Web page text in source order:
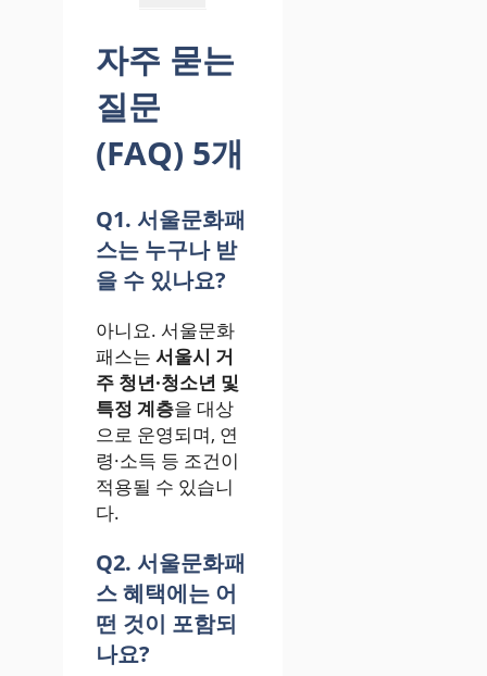
자주 묻는
질문
(FAQ) 5개
Q1. 서울문화패
스는 누구나 받
을 수 있나요?
아니요. 서울문화
패스는 서울시 거
주 청년·청소년 및
특정 계층을 대상
으로 운영되며, 연
령·소득 등 조건이
적용될 수 있습니
다.
Q2. 서울문화패
스 혜택에는 어
떤 것이 포함되
나요?